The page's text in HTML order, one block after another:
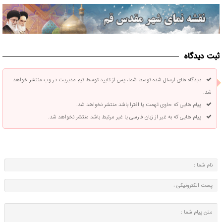
ثبت دیدگاه
دیدگاه های ارسال شده توسط شما، پس از تایید توسط تیم مدیریت در وب منتشر خواهد
شد.
پیام هایی که حاوی تهمت یا افترا باشد منتشر نخواهد شد.
پیام هایی که به غیر از زبان فارسی یا غیر مرتبط باشد منتشر نخواهد شد.